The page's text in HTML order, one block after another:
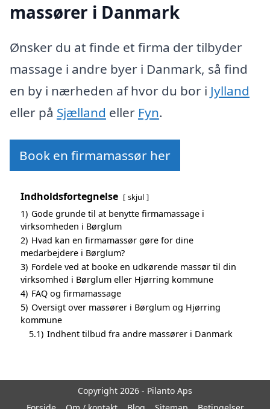
massører i Danmark
Ønsker du at finde et firma der tilbyder
massage i andre byer i Danmark, så find
en by i nærheden af hvor du bor i Jylland
eller på Sjælland eller Fyn.
Book en firmamassør her
Indholdsfortegnelse skjul
1) Gode grunde til at benytte firmamassage i
virksomheden i Børglum
2) Hvad kan en firmamassør gøre for dine
medarbejdere i Børglum?
3) Fordele ved at booke en udkørende massør til din
virksomhed i Børglum eller Hjørring kommune
4) FAQ og firmamassage
5) Oversigt over massører i Børglum og Hjørring
kommune
5.1) Indhent tilbud fra andre massører i Danmark
Copyright 2026 - Pilanto Aps